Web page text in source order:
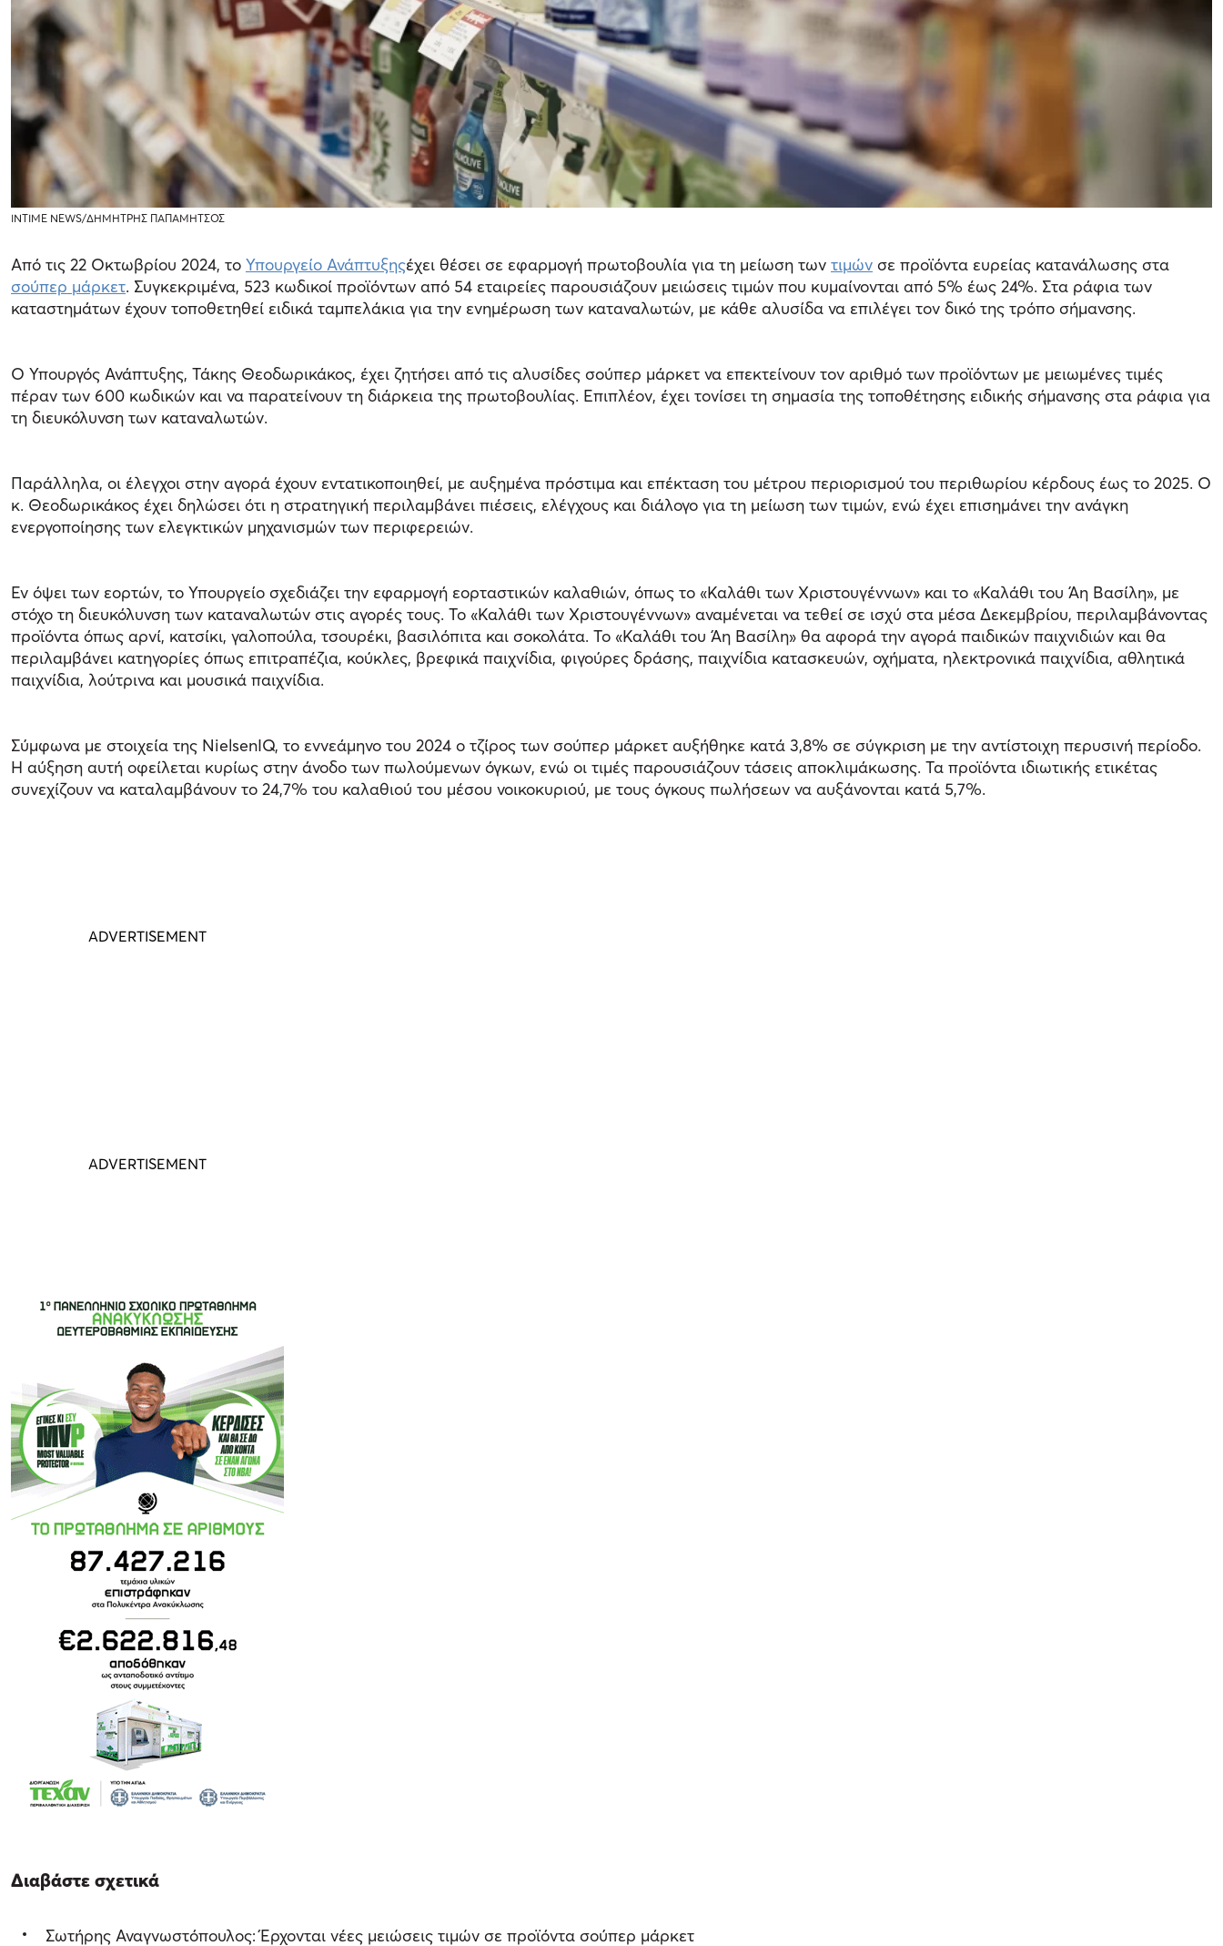
INTIME NEWS/ΔΗΜΗΤΡΗΣ ΠΑΠΑΜΗΤΣΟΣ
Από τις 22 Οκτωβρίου 2024, το Υπουργείο Ανάπτυξηςέχει θέσει σε εφαρμογή πρωτοβουλία για τη μείωση των τιμών σε προϊόντα ευρείας κατανάλωσης στα
σούπερ μάρκετ. Συγκεκριμένα, 523 κωδικοί προϊόντων από 54 εταιρείες παρουσιάζουν μειώσεις τιμών που κυμαίνονται από 5% έως 24%. Στα ράφια των
καταστημάτων έχουν τοποθετηθεί ειδικά ταμπελάκια για την ενημέρωση των καταναλωτών, με κάθε αλυσίδα να επιλέγει τον δικό της τρόπο σήμανσης.
Ο Υπουργός Ανάπτυξης, Τάκης Θεοδωρικάκος, έχει ζητήσει από τις αλυσίδες σούπερ μάρκετ να επεκτείνουν τον αριθμό των προϊόντων με μειωμένες τιμές
πέραν των 600 κωδικών και να παρατείνουν τη διάρκεια της πρωτοβουλίας. Επιπλέον, έχει τονίσει τη σημασία της τοποθέτησης ειδικής σήμανσης στα ράφια για
τη διευκόλυνση των καταναλωτών.
Παράλληλα, οι έλεγχοι στην αγορά έχουν εντατικοποιηθεί, με αυξημένα πρόστιμα και επέκταση του μέτρου περιορισμού του περιθωρίου κέρδους έως το 2025. Ο
κ. Θεοδωρικάκος έχει δηλώσει ότι η στρατηγική περιλαμβάνει πιέσεις, ελέγχους και διάλογο για τη μείωση των τιμών, ενώ έχει επισημάνει την ανάγκη
ενεργοποίησης των ελεγκτικών μηχανισμών των περιφερειών.
Εν όψει των εορτών, το Υπουργείο σχεδιάζει την εφαρμογή εορταστικών καλαθιών, όπως το «Καλάθι των Χριστουγέννων» και το «Καλάθι του Άη Βασίλη», με
στόχο τη διευκόλυνση των καταναλωτών στις αγορές τους. Το «Καλάθι των Χριστουγέννων» αναμένεται να τεθεί σε ισχύ στα μέσα Δεκεμβρίου, περιλαμβάνοντας
προϊόντα όπως αρνί, κατσίκι, γαλοπούλα, τσουρέκι, βασιλόπιτα και σοκολάτα. Το «Καλάθι του Άη Βασίλη» θα αφορά την αγορά παιδικών παιχνιδιών και θα
περιλαμβάνει κατηγορίες όπως επιτραπέζια, κούκλες, βρεφικά παιχνίδια, φιγούρες δράσης, παιχνίδια κατασκευών, οχήματα, ηλεκτρονικά παιχνίδια, αθλητικά
παιχνίδια, λούτρινα και μουσικά παιχνίδια.
Σύμφωνα με στοιχεία της NielsenIQ, το εννεάμηνο του 2024 ο τζίρος των σούπερ μάρκετ αυξήθηκε κατά 3,8% σε σύγκριση με την αντίστοιχη περυσινή περίοδο.
Η αύξηση αυτή οφείλεται κυρίως στην άνοδο των πωλούμενων όγκων, ενώ οι τιμές παρουσιάζουν τάσεις αποκλιμάκωσης. Τα προϊόντα ιδιωτικής ετικέτας
συνεχίζουν να καταλαμβάνουν το 24,7% του καλαθιού του μέσου νοικοκυριού, με τους όγκους πωλήσεων να αυξάνονται κατά 5,7%.
Διαβάστε σχετικά
Σωτήρης Αναγνωστόπουλος: Έρχονται νέες μειώσεις τιμών σε προϊόντα σούπερ μάρκετ